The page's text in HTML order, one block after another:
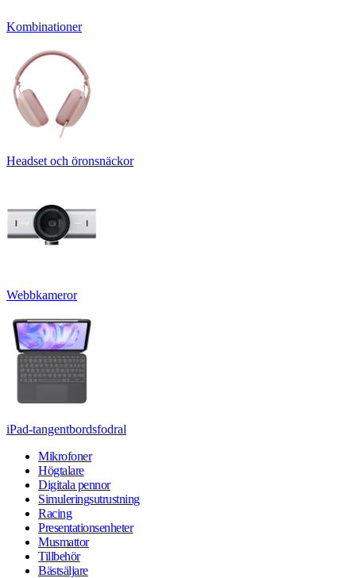
Kombinationer
Headset och öronsnäckor
Webbkameror
iPad-tangentbordsfodral
Mikrofoner
Högtalare
Digitala pennor
Simuleringsutrustning
Racing
Presentationsenheter
Musmattor
Tillbehör
Bästsäljare